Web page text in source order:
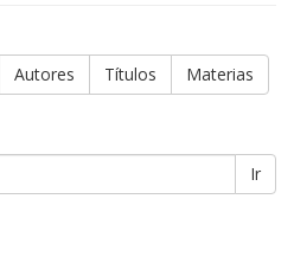
Autores Títulos Materias
Ir